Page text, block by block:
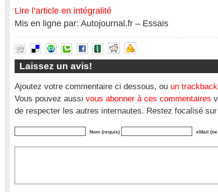
Lire l’article en intégralité
Mis en ligne par: Autojournal.fr – Essais
Laissez un avis!
Ajoutez votre commentaire ci dessous, ou un trackback
Vous pouvez aussi vous abonner à ces commentaires
de respecter les autres internautes. Restez focalisé
Nom (requis) eMail